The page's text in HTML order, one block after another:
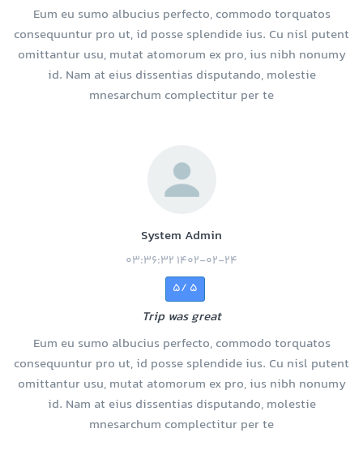
Eum eu sumo albucius perfecto, commodo torquatos
consequuntur pro ut, id posse splendide ius. Cu nisl putent
omittantur usu, mutat atomorum ex pro, ius nibh nonumy
id. Nam at eius dissentias disputando, molestie
mnesarchum complectitur per te
System Admin
1402-02-24 03:36:32
5 /5
Trip was great
Eum eu sumo albucius perfecto, commodo torquatos
consequuntur pro ut, id posse splendide ius. Cu nisl putent
omittantur usu, mutat atomorum ex pro, ius nibh nonumy
id. Nam at eius dissentias disputando, molestie
mnesarchum complectitur per te